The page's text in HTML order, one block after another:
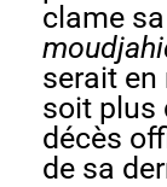
clame
serait
soit plus
décès
de sa